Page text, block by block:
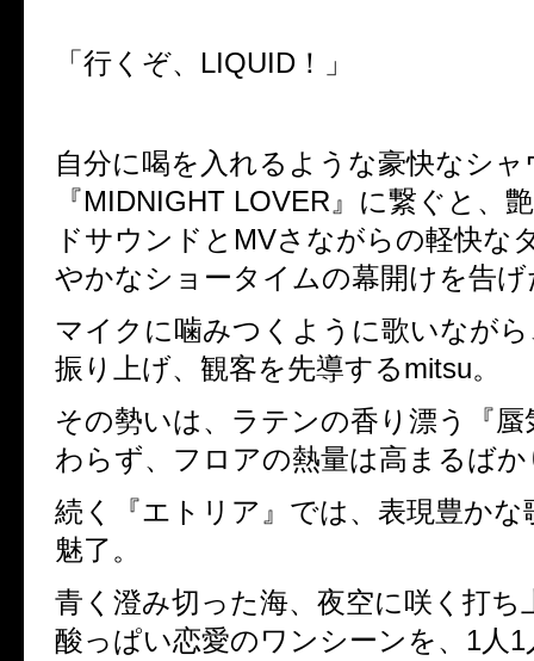
「行くぞ、LIQUID！」
自分に喝を入れるような豪快なシャ
『MIDNIGHT LOVER』に繋ぐと、
ドサウンドとMVさながらの軽快な
やかなショータイムの幕開けを告げ
マイクに噛みつくように歌いなが
振り上げ、観客を先導するmitsu。
その勢いは、ラテンの香り漂う『蜃
わらず、フロアの熱量は高まるばか
続く『エトリア』では、表現豊かな
魅了。
青く澄み切った海、夜空に咲く打ち
酸っぱい恋愛のワンシーンを、1人